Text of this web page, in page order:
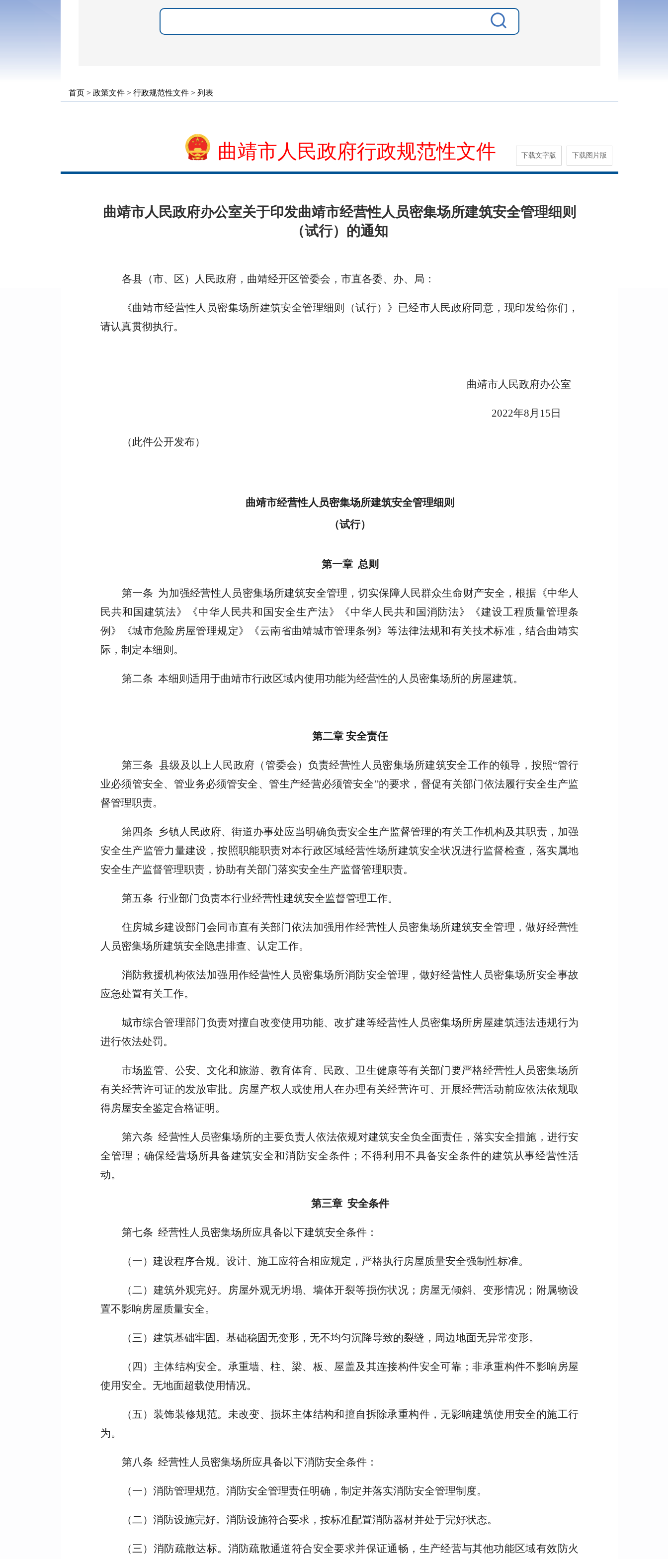
首页 > 政策文件 > 行政规范性文件 > 列表
曲靖市人民政府行政规范性文件 下载文字版 下载图片版
曲靖市人民政府办公室关于印发曲靖市经营性人员密集场所建筑安全管理细则
（试行）的通知
各县（市、区）人民政府，曲靖经开区管委会，市直各委、办、局：
《曲靖市经营性人员密集场所建筑安全管理细则（试行）》已经市人民政府同意，现印发给你们，
请认真贯彻执行。
曲靖市人民政府办公室
2022年8月15日
（此件公开发布）
曲靖市经营性人员密集场所建筑安全管理细则
（试行）
第一章 总则
第一条 为加强经营性人员密集场所建筑安全管理，切实保障人民群众生命财产安全，根据《中华人
民共和国建筑法》《中华人民共和国安全生产法》《中华人民共和国消防法》《建设工程质量管理条
例》《城市危险房屋管理规定》《云南省曲靖城市管理条例》等法律法规和有关技术标准，结合曲靖实
际，制定本细则。
第二条 本细则适用于曲靖市行政区域内使用功能为经营性的人员密集场所的房屋建筑。
第二章 安全责任
第三条 县级及以上人民政府（管委会）负责经营性人员密集场所建筑安全工作的领导，按照“管行
业必须管安全、管业务必须管安全、管生产经营必须管安全”的要求，督促有关部门依法履行安全生产监
督管理职责。
第四条 乡镇人民政府、街道办事处应当明确负责安全生产监督管理的有关工作机构及其职责，加强
安全生产监管力量建设，按照职能职责对本行政区域经营性场所建筑安全状况进行监督检查，落实属地
安全生产监督管理职责，协助有关部门落实安全生产监督管理职责。
第五条 行业部门负责本行业经营性建筑安全监督管理工作。
住房城乡建设部门会同市直有关部门依法加强用作经营性人员密集场所建筑安全管理，做好经营性
人员密集场所建筑安全隐患排查、认定工作。
消防救援机构依法加强用作经营性人员密集场所消防安全管理，做好经营性人员密集场所安全事故
应急处置有关工作。
城市综合管理部门负责对擅自改变使用功能、改扩建等经营性人员密集场所房屋建筑违法违规行为
进行依法处罚。
市场监管、公安、文化和旅游、教育体育、民政、卫生健康等有关部门要严格经营性人员密集场所
有关经营许可证的发放审批。房屋产权人或使用人在办理有关经营许可、开展经营活动前应依法依规取
得房屋安全鉴定合格证明。
第六条 经营性人员密集场所的主要负责人依法依规对建筑安全负全面责任，落实安全措施，进行安
全管理；确保经营场所具备建筑安全和消防安全条件；不得利用不具备安全条件的建筑从事经营性活
动。
第三章 安全条件
第七条 经营性人员密集场所应具备以下建筑安全条件：
（一）建设程序合规。设计、施工应符合相应规定，严格执行房屋质量安全强制性标准。
（二）建筑外观完好。房屋外观无坍塌、墙体开裂等损伤状况；房屋无倾斜、变形情况；附属物设
置不影响房屋质量安全。
（三）建筑基础牢固。基础稳固无变形，无不均匀沉降导致的裂缝，周边地面无异常变形。
（四）主体结构安全。承重墙、柱、梁、板、屋盖及其连接构件安全可靠；非承重构件不影响房屋
使用安全。无地面超载使用情况。
（五）装饰装修规范。未改变、损坏主体结构和擅自拆除承重构件，无影响建筑使用安全的施工行
为。
第八条 经营性人员密集场所应具备以下消防安全条件：
（一）消防管理规范。消防安全管理责任明确，制定并落实消防安全管理制度。
（二）消防设施完好。消防设施符合要求，按标准配置消防器材并处于完好状态。
（三）消防疏散达标。消防疏散通道符合安全要求并保证通畅，生产经营与其他功能区域有效防火